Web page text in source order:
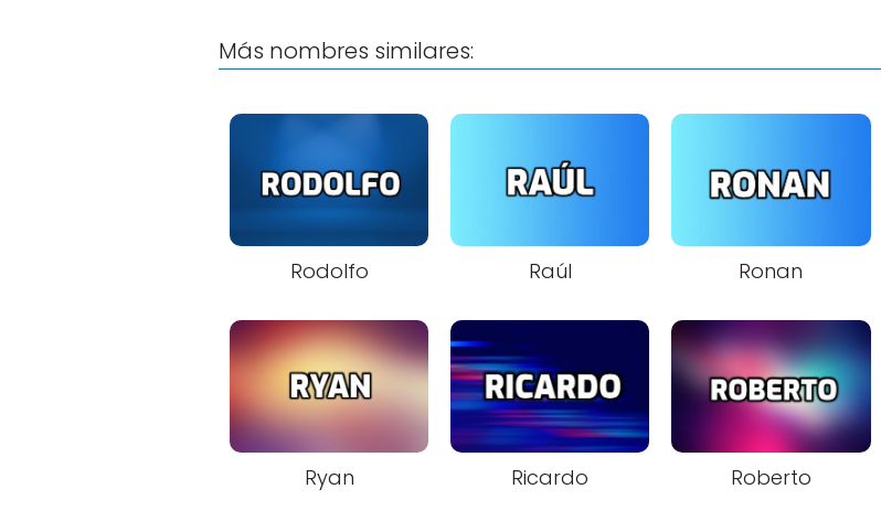
Más nombres similares:
Rodolfo Raúl Ronan
Ryan Ricardo Roberto